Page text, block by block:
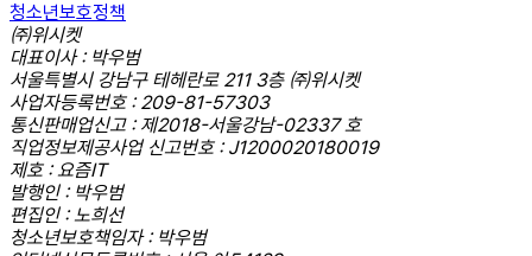
청소년보호정책
㈜위시켓
대표이사 : 박우범
서울특별시 강남구 테헤란로 211 3층 ㈜위시켓
사업자등록번호 : 209-81-57303
통신판매업신고 : 제2018-서울강남-02337 호
직업정보제공사업 신고번호 : J1200020180019
제호 : 요즘IT
발행인 : 박우범
편집인 : 노희선
청소년보호책임자 : 박우범